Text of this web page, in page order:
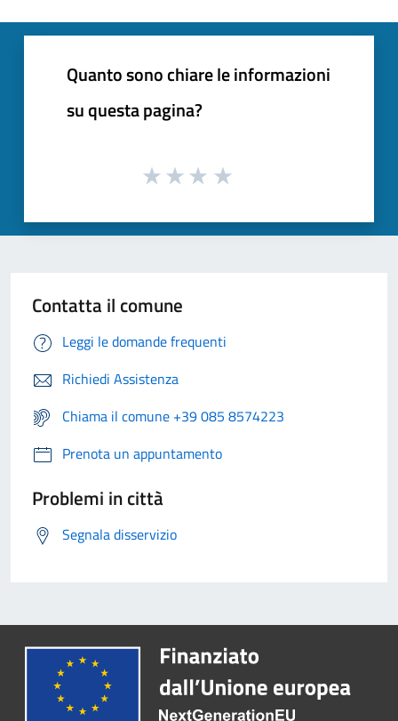
Quanto sono chiare le informazioni
su questa pagina?
Contatta il comune
Leggi le domande frequenti
Richiedi Assistenza
Chiama il comune +39 085 8574223
Prenota un appuntamento
Problemi in città
Segnala disservizio